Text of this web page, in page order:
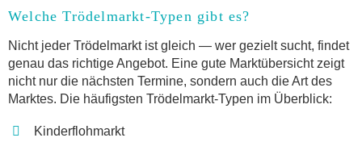
Welche Trödelmarkt-Typen gibt es?
Nicht jeder Trödelmarkt ist gleich — wer gezielt sucht, findet
genau das richtige Angebot. Eine gute Marktübersicht zeigt
nicht nur die nächsten Termine, sondern auch die Art des
Marktes. Die häufigsten Trödelmarkt-Typen im Überblick:
Kinderflohmarkt